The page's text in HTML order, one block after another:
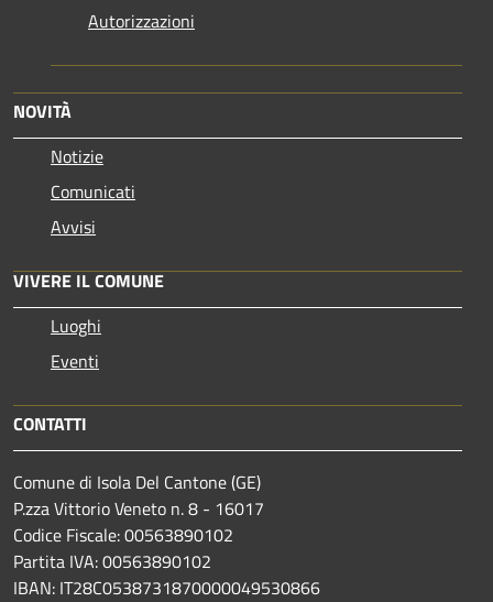
Autorizzazioni
NOVITÀ
Notizie
Comunicati
Avvisi
VIVERE IL COMUNE
Luoghi
Eventi
CONTATTI
Comune di Isola Del Cantone (GE)
P.zza Vittorio Veneto n. 8 - 16017
Codice Fiscale: 00563890102
Partita IVA: 00563890102
IBAN: IT28C0538731870000049530866